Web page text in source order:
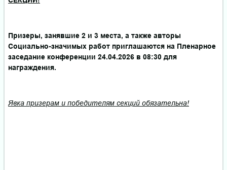
Призеры, занявшие 2 и 3 места, а также авторы
Социально-значимых работ приглашаются на Пленарное
заседание конференции 24.04.2026 в 08:30 для
награждения.
Явка призерам и победителям секций обязательна!